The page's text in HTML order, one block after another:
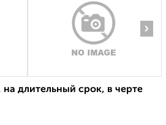
›
длительный срок, в черте